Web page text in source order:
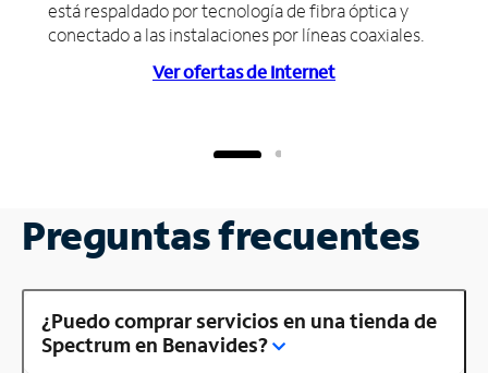
está respaldado por tecnología de fibra óptica y
conectado a las instalaciones por líneas coaxiales.
Ver ofertas de Internet
Preguntas frecuentes
¿Puedo comprar servicios en una tienda de
Spectrum en Benavides?